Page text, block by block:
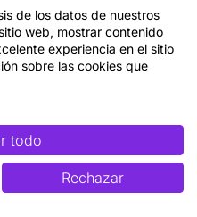
entre otros, documentos
postales y
fácilmente accesibles
El equipo de
con la
implementación de
la exposición de
de los datos de nuestros
web, mostrar contenido
experiencia en el sitio
sobre las cookies que
todo
Rechazar